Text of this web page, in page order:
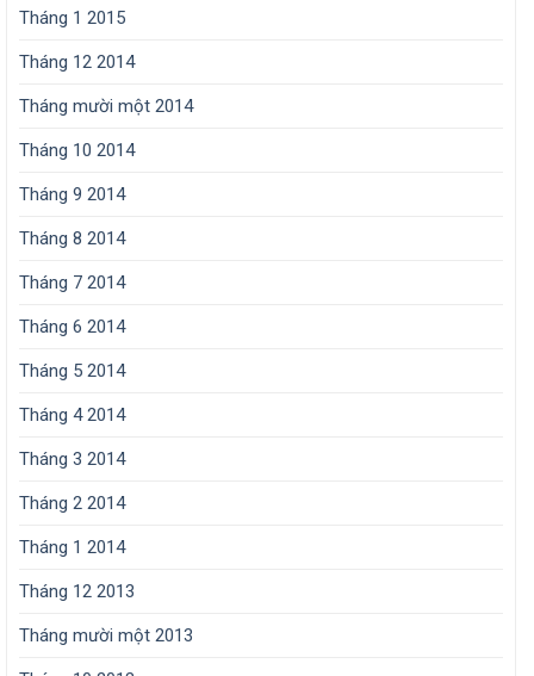
Tháng 1 2015
Tháng 12 2014
Tháng mười một 2014
Tháng 10 2014
Tháng 9 2014
Tháng 8 2014
Tháng 7 2014
Tháng 6 2014
Tháng 5 2014
Tháng 4 2014
Tháng 3 2014
Tháng 2 2014
Tháng 1 2014
Tháng 12 2013
Tháng mười một 2013